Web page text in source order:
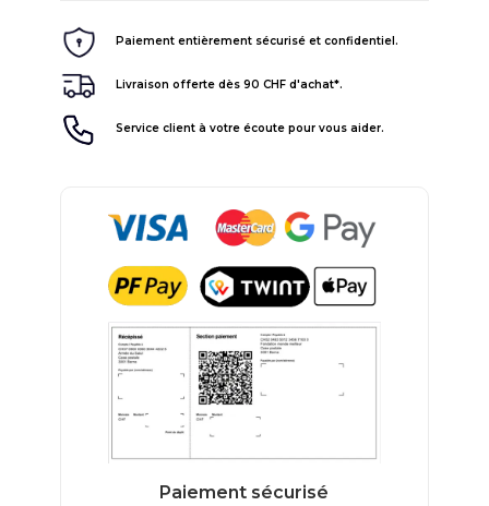
Paiement entièrement sécurisé et confidentiel.
Livraison offerte dès 90 CHF d'achat*.
Service client à votre écoute pour vous aider.